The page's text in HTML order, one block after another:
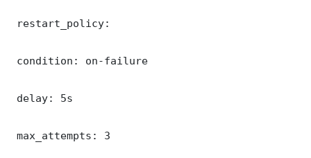
restart_policy:
condition: on-failure
delay: 5s
max_attempts: 3